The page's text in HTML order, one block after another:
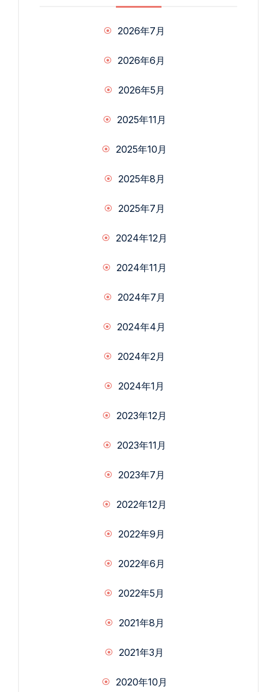
2026年7月
2026年6月
2026年5月
2025年11月
2025年10月
2025年8月
2025年7月
2024年12月
2024年11月
2024年7月
2024年4月
2024年2月
2024年1月
2023年12月
2023年11月
2023年7月
2022年12月
2022年9月
2022年6月
2022年5月
2021年8月
2021年3月
2020年10月